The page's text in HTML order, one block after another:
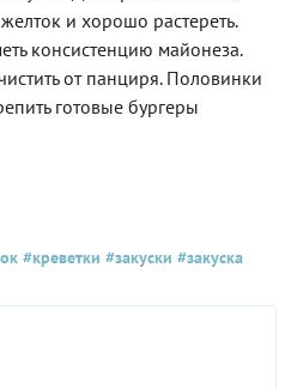
и хорошо растереть.
консистенцию майонеза.
от панциря. Половинки
готовые бургеры
#креветки #закуски #закуска